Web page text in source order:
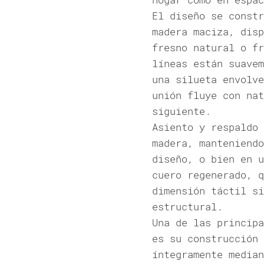
El diseño se
madera maciza,
fresno natural o
líneas están
una silueta
unión fluye con
siguiente.
Asiento y respaldo
madera,
diseño, o bien en
cuero regenerado,
dimensión táctil
estructural.
Una de las
es su
íntegramente